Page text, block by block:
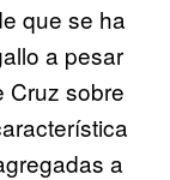
que se ha
a pesar
Cruz sobre
a